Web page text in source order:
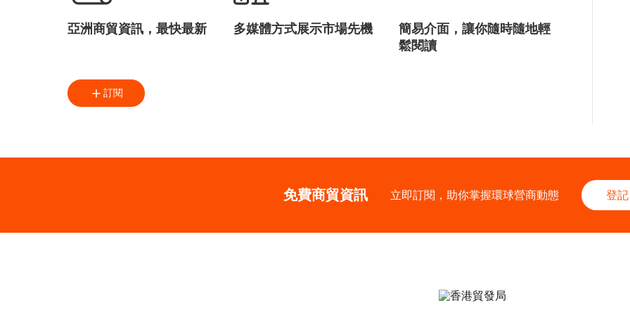
亞洲商貿資訊，最快最新 多媒體方式展示市場先機
簡易介面，讓你隨時隨地輕
鬆閱讀
訂閱
免費商貿資訊 立即訂閱，助你掌握環球營商動態 登記